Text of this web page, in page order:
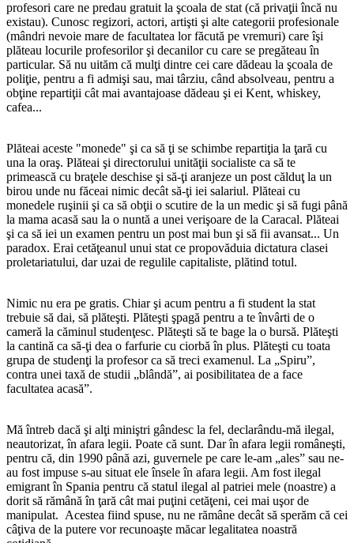
profesori care ne predau gratuit la şcoala de stat (că privaţii încă nu
existau). Cunosc regizori, actori, artişti şi alte categorii profesionale
(mândri nevoie mare de facultatea lor făcută pe vremuri) care îşi
plăteau locurile profesorilor şi decanilor cu care se pregăteau în
particular. Să nu uităm că mulţi dintre cei care dădeau la şcoala de
poliţie, pentru a fi admişi sau, mai târziu, când absolveau, pentru a
obţine repartiţii cât mai avantajoase dădeau şi ei Kent, whiskey,
cafea...
Plăteai aceste "monede" şi ca să ţi se schimbe repartiţia la ţară cu
una la oraş. Plăteai şi directorului unităţii socialiste ca să te
primească cu braţele deschise şi să-ţi aranjeze un post călduţ la un
birou unde nu făceai nimic decât să-ţi iei salariul. Plăteai cu
monedele ruşinii şi ca să obţii o scutire de la un medic şi să fugi până
la mama acasă sau la o nuntă a unei verişoare de la Caracal. Plăteai
şi ca să iei un examen pentru un post mai bun şi să fii avansat... Un
paradox. Erai cetăţeanul unui stat ce propovăduia dictatura clasei
proletariatului, dar uzai de regulile capitaliste, plătind totul.
Nimic nu era pe gratis. Chiar şi acum pentru a fi student la stat
trebuie să dai, să plăteşti. Plăteşti şpagă pentru a te învârti de o
cameră la căminul studenţesc. Plăteşti să te bage la o bursă. Plăteşti
la cantină ca să-ţi dea o farfurie cu ciorbă în plus. Plăteşti cu toata
grupa de studenţi la profesor ca să treci examenul. La „Spiru”,
contra unei taxă de studii „blândă”, ai posibilitatea de a face
facultatea acasă”.
Mă întreb dacă şi alţi miniştri gândesc la fel, declarându-mă ilegal,
neautorizat, în afara legii. Poate că sunt. Dar în afara legii româneşti,
pentru că, din 1990 până azi, guvernele pe care le-am „ales” sau ne-
au fost impuse s-au situat ele însele în afara legii. Am fost ilegal
emigrant în Spania pentru că statul ilegal al patriei mele (noastre) a
dorit să rămână în ţară cât mai puţini cetăţeni, cei mai uşor de
manipulat. Acestea fiind spuse, nu ne rămâne decât să sperăm că cei
câţiva de la putere vor recunoaşte măcar legalitatea noastră